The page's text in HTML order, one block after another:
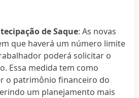
de Saque: As novas
que haverá um número limite
poderá solicitar o
Essa medida tem como
o patrimônio financeiro do
um planejamento mais